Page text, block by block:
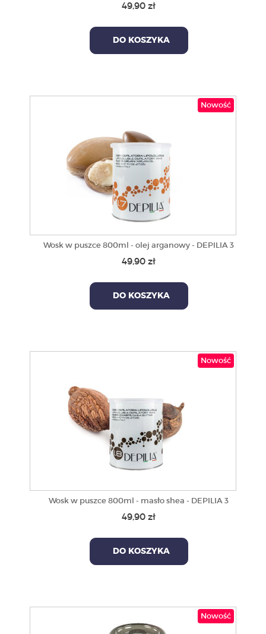
49,90 zł
DO KOSZYKA
Nowość
Wosk w puszce 800ml - olej arganowy - DEPILIA 3
49,90 zł
DO KOSZYKA
Nowość
Wosk w puszce 800ml - masło shea - DEPILIA 3
49,90 zł
DO KOSZYKA
Nowość